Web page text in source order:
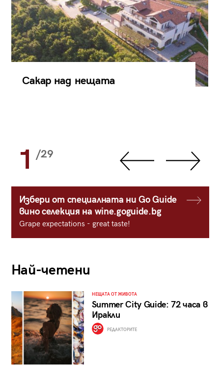
Сакар над нещата
1 /29
Избери от специалната ни Go Guide
вино селекция на wine.goguide.bg
Grape expectations - great taste!
Най-четени
НЕЩАТА ОТ ЖИВОТА
Summer City Guide: 72 часа в
Иракли
РЕДАКТОРИТЕ